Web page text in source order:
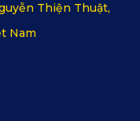
theo từng bộ, từ việc
kế 2D và mô hình
giúp sản phẩm vừa
Thiện Thuật,
Nam